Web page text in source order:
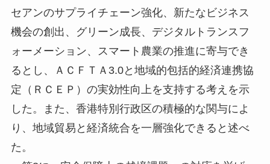
セアンのサプライチェーン強化、新たなビジネス
機会の創出、グリーン成長、デジタルトランスフ
ォーメーション、スマート農業の推進に寄与でき
るとし、ＡＣＦＴＡ3.0と地域的包括的経済連携協
定（ＲＣＥＰ）の実効性向上を支持する考えを示
した。また、香港特別行政区の積極的な関与によ
り、地域貿易と経済統合を一層強化できると述べ
た。